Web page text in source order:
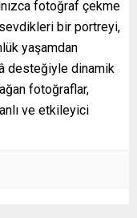
fotoğraf çekme
sevdikleri bir portreyi,
yaşamdan
desteğiyle dinamik
fotoğraflar,
ve etkileyici